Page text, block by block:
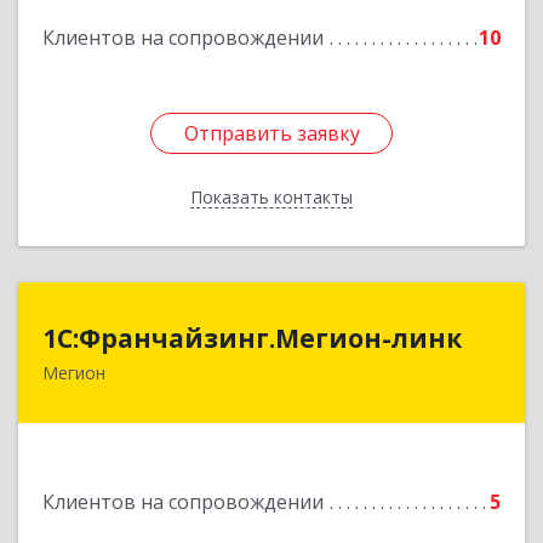
Клиентов на сопровождении 10
Отправить заявку
Показать контакты
Подробнее
Отправить заявку
Назад
1С:Франчайзинг.Мегион-линк
Мегион
Клиентов на сопровождении 5
1С:Франчайзинг.Мегион-линк